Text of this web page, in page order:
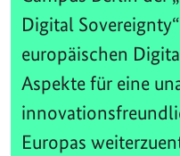
Digital
europäischen
Aspekte für eine
Europas